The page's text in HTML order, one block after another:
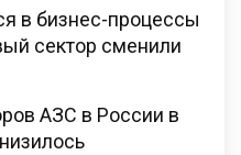
в бизнес-процессы
сектор сменили
АЗС в России в